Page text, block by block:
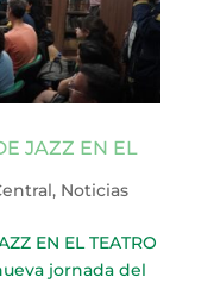
JAZZ EN EL
, Noticias
EN EL TEATRO
jornada del